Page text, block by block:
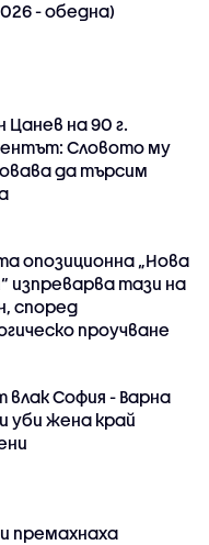
- обедна)
на 90 г.
Словото му
да търсим
опозиционна „Нова
изпреварва тази на
според
проучване
влак София - Варна
уби жена край
премахнаха